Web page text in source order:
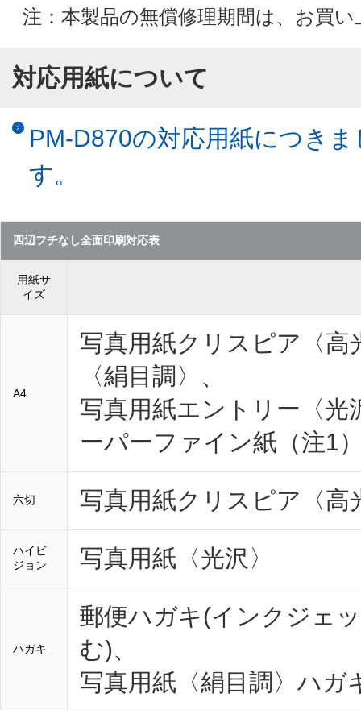
注：本製品の無償修理期間は、お買
対応用紙について
PM-D870の対応用紙につき
す。
四辺フチなし全面印刷対応表
用紙サ
イズ
A4
写真用紙クリスピア〈高
〈絹目調〉、
写真用紙エントリー〈
ーパーファイン紙（注1
六切 写真用紙クリスピア〈高
ハイビ
ジョン
写真用紙〈光沢〉
ハガキ
郵便ハガキ(インクジェ
む)、
写真用紙〈絹目調〉ハ